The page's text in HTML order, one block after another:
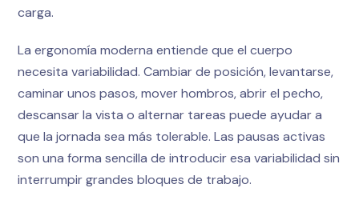
carga.
La ergonomía moderna entiende que el cuerpo
necesita variabilidad. Cambiar de posición, levantarse,
caminar unos pasos, mover hombros, abrir el pecho,
descansar la vista o alternar tareas puede ayudar a
que la jornada sea más tolerable. Las pausas activas
son una forma sencilla de introducir esa variabilidad sin
interrumpir grandes bloques de trabajo.